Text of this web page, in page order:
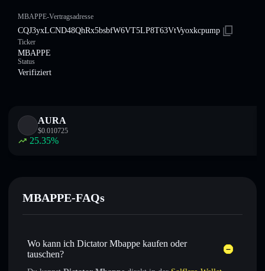
MBAPPE-Vertragsadresse
CQJ3yxLCND48QhRx5bsbfW6VT5LP8T63VtVyoxkcpump
Ticker
MBAPPE
Status
Verifiziert
AURA
$0.010725
25.35%
MBAPPE-FAQs
Wo kann ich Dictator Mbappe kaufen oder
tauschen?